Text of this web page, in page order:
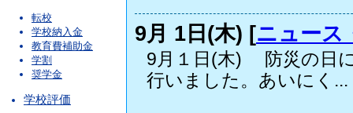
転校
学校納入金
教育費補助金
学割
奨学金
学校評価
9月 1日(木) [ニュース
9月１日(木) 防災の日
行いました。あいにく...